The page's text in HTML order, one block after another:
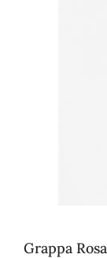
Grappa